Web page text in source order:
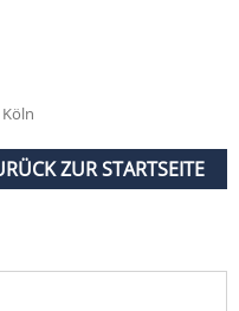
ZUR STARTSEITE